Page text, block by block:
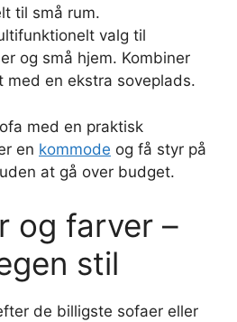
til små rum.
valg til
og små hjem. Kombiner
med en ekstra soveplads.
med en praktisk
en kommode og få styr på
at gå over budget.
og farver –
stil
de billigste sofaer eller